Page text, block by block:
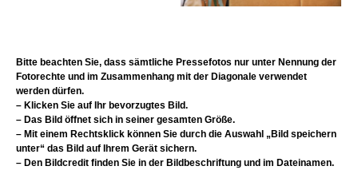
Bitte beachten Sie, dass sämtliche Pressefotos nur unter Nennung der
Fotorechte und im Zusammenhang mit der Diagonale verwendet
werden dürfen.
– Klicken Sie auf Ihr bevorzugtes Bild.
– Das Bild öffnet sich in seiner gesamten Größe.
– Mit einem Rechtsklick können Sie durch die Auswahl „Bild speichern
unter“ das Bild auf Ihrem Gerät sichern.
– Den Bildcredit finden Sie in der Bildbeschriftung und im Dateinamen.